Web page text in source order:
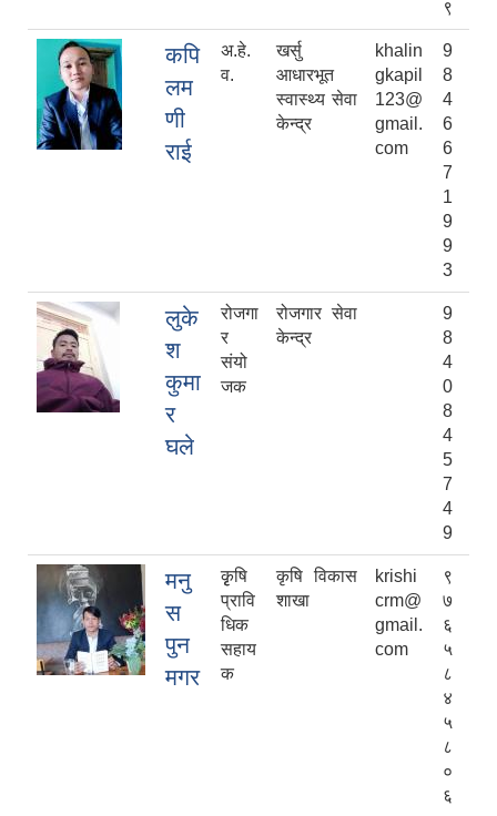
९
कपि
लम
णी
राई
अ.हे.
व.
खर्सु
आधारभूत
स्वास्थ्य सेवा
केन्द्र
khalin
gkapil
123@
gmail.
com
9
8
4
6
6
7
1
9
9
3
लुके
श
कुमा
र
घले
रोजगा
र
संयो
जक
रोजगार सेवा
केन्द्र
9
8
4
0
8
4
5
7
4
9
मनु
स
पुन
मगर
कृृषि
प्रावि
धिक
सहाय
क
कृषि विकास
शाखा
krishi
crm@
gmail.
com
९
७
६
५
८
४
५
८
०
६